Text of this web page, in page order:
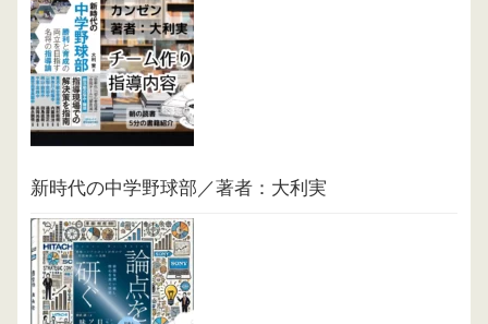
新時代の中学野球部／著者：大利実